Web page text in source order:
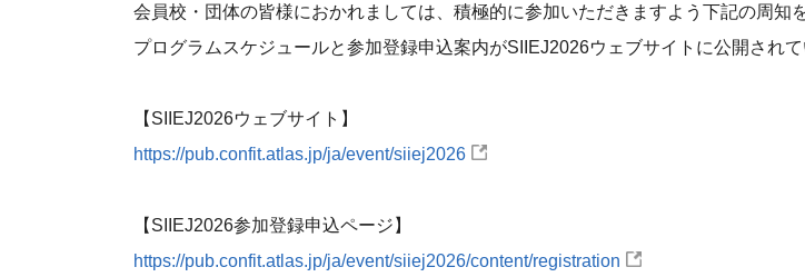
会員校・団体の皆様におかれましては、積極的に参加いただきますよう下記の周知
プログラムスケジュールと参加登録申込案内がSIIEJ2026ウェブサイトに公開されて
【SIIEJ2026ウェブサイト】
https://pub.confit.atlas.jp/ja/event/siiej2026
【SIIEJ2026参加登録申込ページ】
https://pub.confit.atlas.jp/ja/event/siiej2026/content/registration